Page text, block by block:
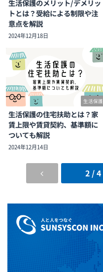
生活保護のメリット/デメリッ
トとは？受給による制限や注
意点を解説
2024年12月18日
生活保護
生活保護の住宅扶助とは？家
賃上限や賃貸契約、基準額に
ついても解説
2024年12月14日
2 / 4